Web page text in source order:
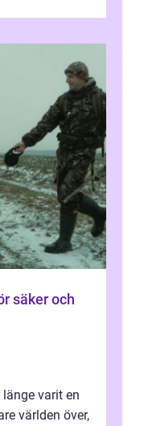
säker och
varit en
världen över,